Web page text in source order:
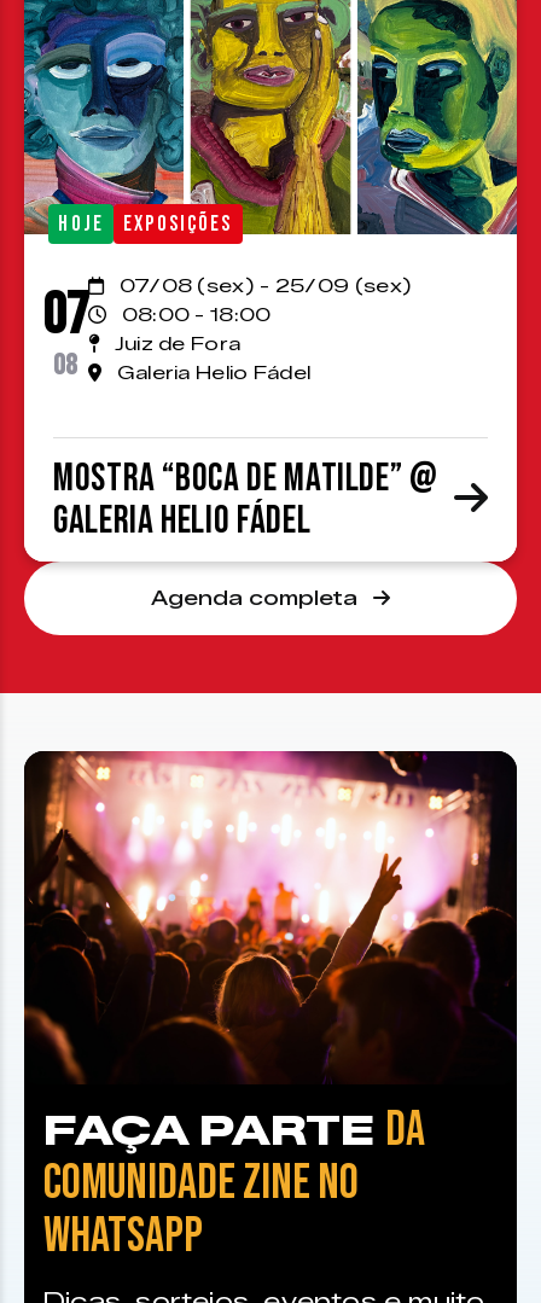
HOJE EXPOSIÇÕES
07
08
07/08 (sex) - 25/09 (sex)
08:00 - 18:00
Juiz de Fora
Galeria Helio Fádel
Mostra “Boca de Matilde” @
Galeria Helio Fádel
Agenda completa
FAÇA PARTE DA
COMUNIDADE ZINE NO
WHATSAPP